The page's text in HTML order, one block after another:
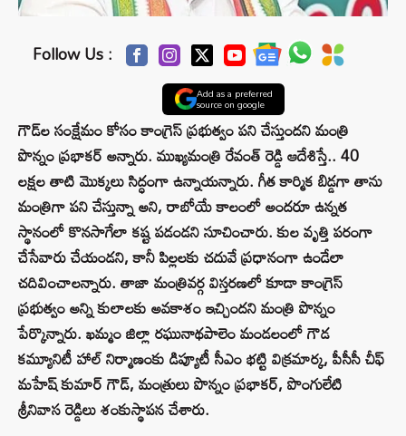
Follow Us :
Add as a preferred
source on google
గౌడ్‌ల సంక్షేమం కోసం కాంగ్రెస్ ప్రభుత్వం పని చేస్తుందని మంత్రి
పొన్నం ప్రభాకర్ అన్నారు. ముఖ్యమంత్రి రేవంత్ రెడ్డి ఆదేశిస్తే.. 40
లక్షల తాటి మొక్కలు సిద్ధంగా ఉన్నాయన్నారు. గీత కార్మిక బిడ్డగా తాను
మంత్రిగా పని చేస్తున్నా అని, రాబోయే కాలంలో అందరూ ఉన్నత
స్థానంలో కొనసాగేలా కష్ట పడండని సూచించారు. కుల వృత్తి పరంగా
చేసేవారు చేయండని, కానీ పిల్లలకు చదువే ప్రధానంగా ఉండేలా
చదివించాలన్నారు. తాజా మంత్రివర్గ విస్తరణలో కూడా కాంగ్రెస్
ప్రభుత్వం అన్ని కులాలకు అవకాశం ఇచ్చిందని మంత్రి పొన్నం
పేర్కొన్నారు. ఖమ్మం జిల్లా రఘునాథపాలెం మండలంలో గౌడ
కమ్యూనిటీ హాల్ నిర్మాణంకు డిప్యూటీ సీఎం భట్టి విక్రమార్క, పీసీసీ చీఫ్
మహేష్ కుమార్ గౌడ్, మంత్రులు పొన్నం ప్రభాకర్, పొంగులేటి
శ్రీనివాస రెడ్డిలు శంకుస్థాపన చేశారు.